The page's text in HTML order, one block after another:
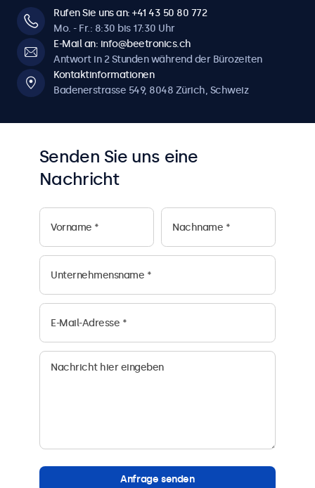
Rufen Sie uns an: +41 43 50 80 772
Mo. - Fr.: 8:30 bis 17:30 Uhr
E-Mail an: info@beetronics.ch
Antwort in 2 Stunden während der Bürozeiten
Kontaktinformationen
Badenerstrasse 549, 8048 Zürich, Schweiz
Senden Sie uns eine
Nachricht
Anfrage senden